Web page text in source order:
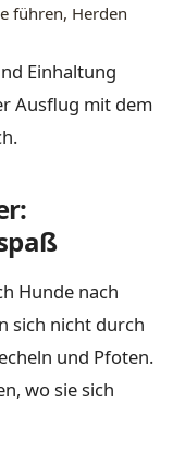
führen, Herden
Einhaltung
Ausflug mit dem
Hunde nach
sich nicht durch
und Pfoten.
wo sie sich